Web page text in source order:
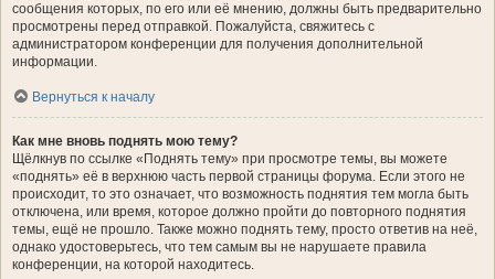
сообщения которых, по его или её мнению, должны быть предварительно
просмотрены перед отправкой. Пожалуйста, свяжитесь с
администратором конференции для получения дополнительной
информации.
Вернуться к началу
Как мне вновь поднять мою тему?
Щёлкнув по ссылке «Поднять тему» при просмотре темы, вы можете
«поднять» её в верхнюю часть первой страницы форума. Если этого не
происходит, то это означает, что возможность поднятия тем могла быть
отключена, или время, которое должно пройти до повторного поднятия
темы, ещё не прошло. Также можно поднять тему, просто ответив на неё,
однако удостоверьтесь, что тем самым вы не нарушаете правила
конференции, на которой находитесь.